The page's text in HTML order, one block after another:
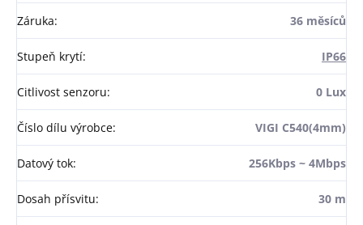
Záruka: 36 měsíců
Stupeň krytí: IP66
Citlivost senzoru: 0 Lux
Číslo dílu výrobce: VIGI C540(4mm)
Datový tok: 256Kbps ~ 4Mbps
Dosah přísvitu: 30 m